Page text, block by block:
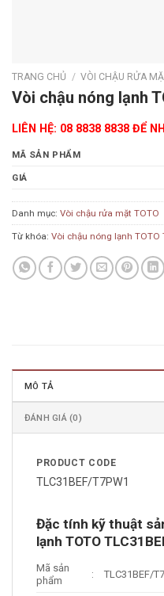
TRANG CHỦ / VÒI CHẬU RỬA
Vòi chậu nóng lạnh
LIÊN HỆ: 08 8838 8838 ĐỂ
MÃ SẢN PHẨM
GIÁ
Danh mục: Vòi chậu rửa mặt TOTO
Từ khóa: Vòi chậu nóng lạnh TOTO
MÔ TẢ
ĐÁNH GIÁ (0)
PRODUCT CODE
TLC31BEF/T7PW1
Đặc tính kỹ thuật
lạnh TOTO
Mã sản
phẩm
: TLC31BEF/